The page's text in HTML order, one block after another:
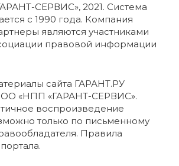
СЕРВИС», 2021. Система
с 1990 года. Компания
являются участниками
правовой информации
сайта ГАРАНТ.РУ
«НПП «ГАРАНТ-СЕРВИС».
воспроизведение
только по письменному
Правила